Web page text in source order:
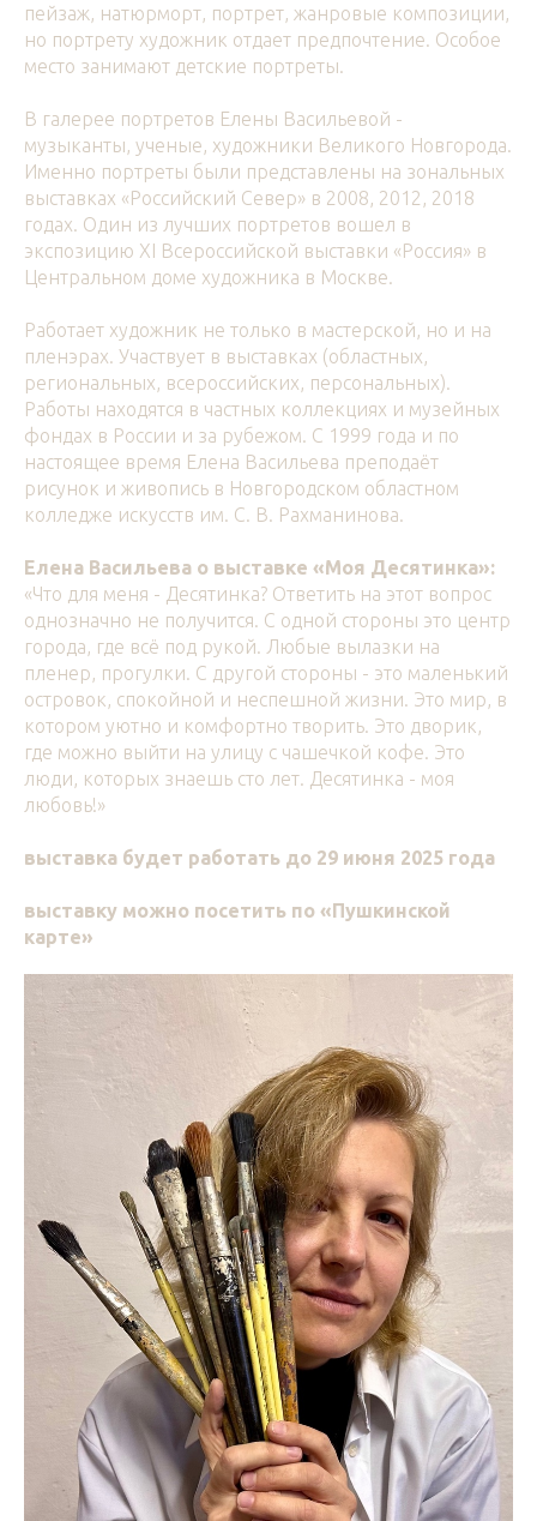
пейзаж, натюрморт, портрет, жанровые композиции,
но портрету художник отдает предпочтение. Особое
место занимают детские портреты.
В галерее портретов Елены Васильевой -
музыканты, ученые, художники Великого Новгорода.
Именно портреты были представлены на зональных
выставках «Российский Север» в 2008, 2012, 2018
годах. Один из лучших портретов вошел в
экспозицию XI Всероссийской выставки «Россия» в
Центральном доме художника в Москве.
Работает художник не только в мастерской, но и на
пленэрах. Участвует в выставках (областных,
региональных, всероссийских, персональных).
Работы находятся в частных коллекциях и музейных
фондах в России и за рубежом. С 1999 года и по
настоящее время Елена Васильева преподаёт
рисунок и живопись в Новгородском областном
колледже искусств им. С. В. Рахманинова.
Елена Васильева о выставке «Моя Десятинка»:
«Что для меня - Десятинка? Ответить на этот вопрос
однозначно не получится. С одной стороны это центр
города, где всё под рукой. Любые вылазки на
пленер, прогулки. С другой стороны - это маленький
островок, спокойной и неспешной жизни. Это мир, в
котором уютно и комфортно творить. Это дворик,
где можно выйти на улицу с чашечкой кофе. Это
люди, которых знаешь сто лет. Десятинка - моя
любовь!»
выставка будет работать до 29 июня 2025 года
выставку можно посетить по «Пушкинской
карте»